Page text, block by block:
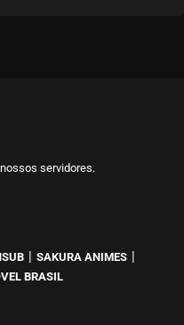
servidores.
SAKURA ANIMES
BRASIL